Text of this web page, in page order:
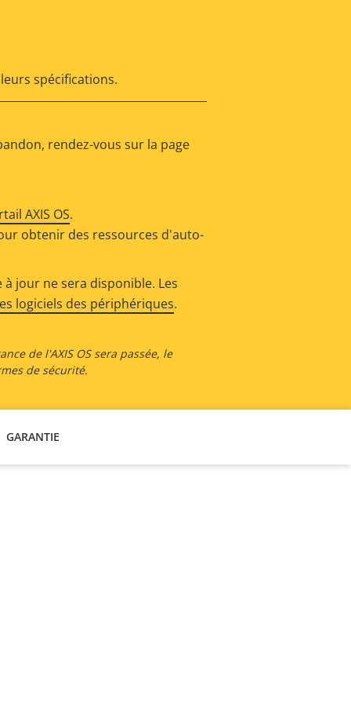
spécifications.
rendez-vous sur la page
AXIS OS.
obtenir des ressources d'auto-
jour ne sera disponible. Les
logiciels des périphériques.
de l'AXIS OS sera passée, le
de sécurité.
GARANTIE